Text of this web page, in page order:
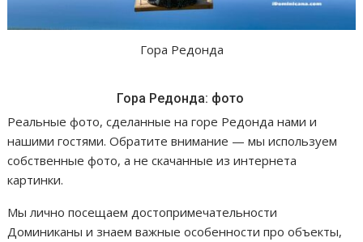
Гора Редонда
Гора Редонда: фото
Реальные фото, сделанные на горе Редонда нами и
нашими гостями. Обратите внимание — мы используем
собственные фото, а не скачанные из интернета
картинки.
Мы лично посещаем достопримечательности
Доминиканы и знаем важные особенности про объекты,